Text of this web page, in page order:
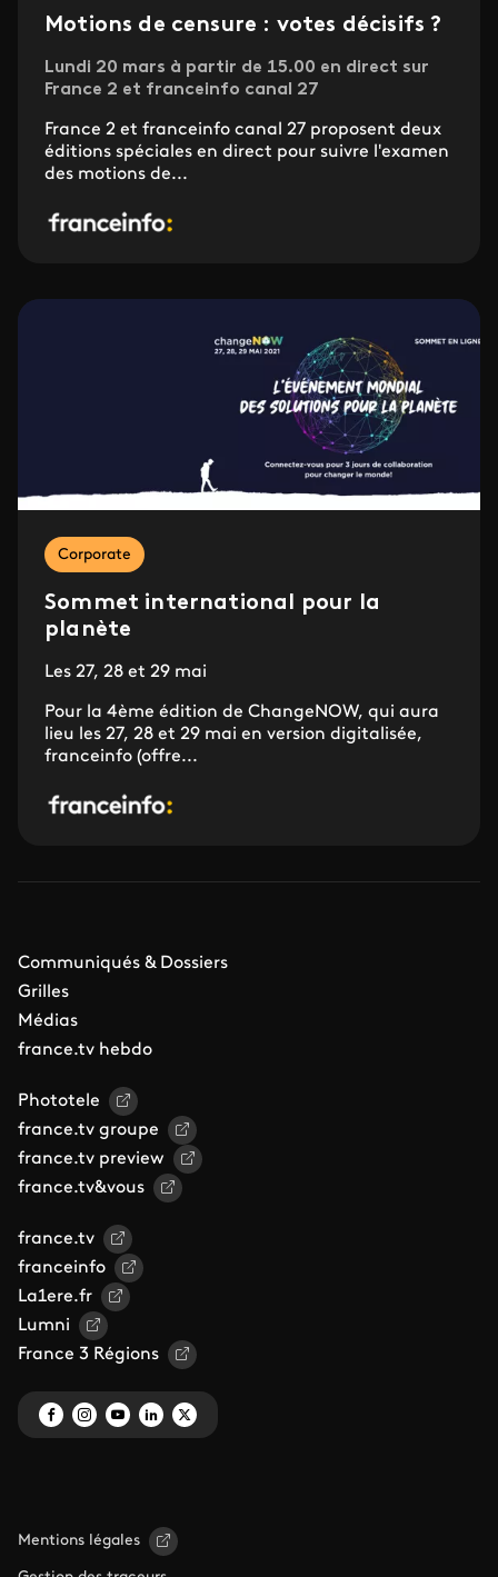
Motions de censure : votes décisifs ?
Lundi 20 mars à partir de 15.00 en direct sur
France 2 et franceinfo canal 27
France 2 et franceinfo canal 27 proposent deux
éditions spéciales en direct pour suivre l'examen
des motions de...
Corporate
Sommet international pour la
planète
Les 27, 28 et 29 mai
Pour la 4ème édition de ChangeNOW, qui aura
lieu les 27, 28 et 29 mai en version digitalisée,
franceinfo (offre...
Communiqués & Dossiers
Grilles
Médias
france.tv hebdo
Phototele
france.tv groupe
france.tv preview
france.tv&vous
france.tv
franceinfo
La1ere.fr
Lumni
France 3 Régions
Mentions légales